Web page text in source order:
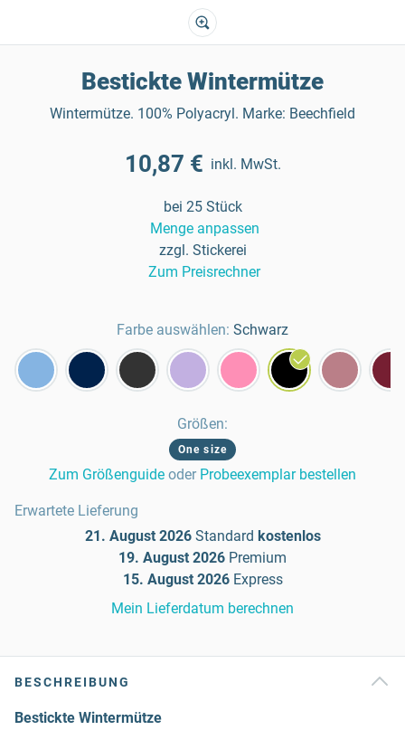
Bestickte Wintermütze
Wintermütze. 100% Polyacryl. Marke: Beechfield
10,87 € inkl. MwSt.
bei 25 Stück
Menge anpassen
zzgl. Stickerei
Zum Preisrechner
Farbe auswählen: Schwarz
Größen:
One size
Zum Größenguide oder Probeexemplar bestellen
Erwartete Lieferung
21. August 2026 Standard kostenlos
19. August 2026 Premium
15. August 2026 Express
Mein Lieferdatum berechnen
BESCHREIBUNG
Bestickte Wintermütze